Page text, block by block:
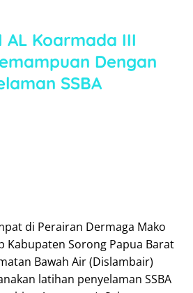
AL Koarmada III
Dengan
SSBA
di Perairan Dermaga Mako
Kabupaten Sorong Papua Barat
Bawah Air (Dislambair)
latihan penyelaman SSBA